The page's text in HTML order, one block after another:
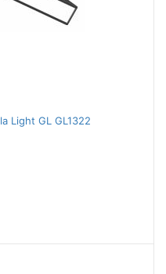
Light GL GL1322